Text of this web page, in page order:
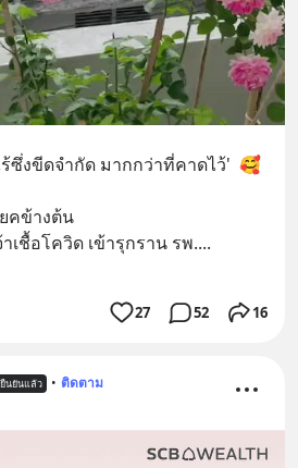
ซึ่งขีดจำกัด มากกว่าที่คาดไว้'  🥰
คข้างต้น
เชื้อโควิด เข้ารุกราน รพ....
27 52 16
ยืนยันแล้ว • ติดตาม